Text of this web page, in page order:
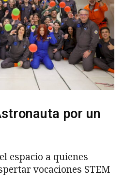
por un
espacio a quienes
vocaciones STEM